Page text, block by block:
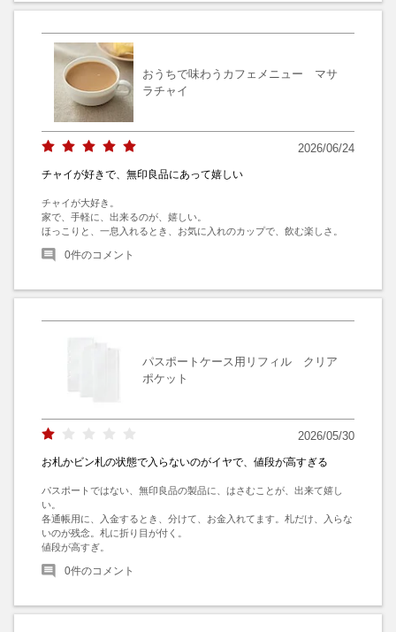
おうちで味わうカフェメニュー マサ
ラチャイ
2026/06/24
チャイが好きで、無印良品にあって嬉しい
チャイが大好き。
家で、手軽に、出来るのが、嬉しい。
ほっこりと、一息入れるとき、お気に入れのカップで、飲む楽しさ。
0件のコメント
パスポートケース用リフィル クリア
ポケット
2026/05/30
お札かビン札の状態で入らないのがイヤで、値段が高すぎる
パスポートではない、無印良品の製品に、はさむことが、出来て嬉し
い。
各通帳用に、入金するとき、分けて、お金入れてます。札だけ、入らな
いのが残念。札に折り目が付く。
値段が高すぎ。
0件のコメント